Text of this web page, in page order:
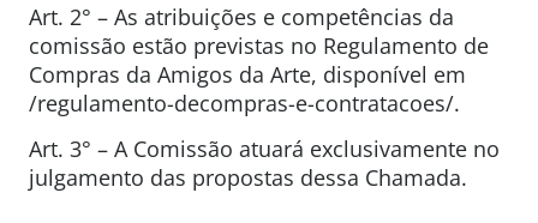
Art. 2° – As atribuições e competências da
comissão estão previstas no Regulamento de
Compras da Amigos da Arte, disponível em
/regulamento-decompras-e-contratacoes/.
Art. 3° – A Comissão atuará exclusivamente no
julgamento das propostas dessa Chamada.